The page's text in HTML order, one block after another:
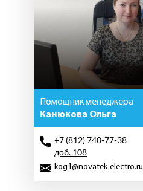
Помощник менеджера
Канюкова Ольга
+7 (812) 740-77-38
доб. 108
kog1@novatek-electro.ru